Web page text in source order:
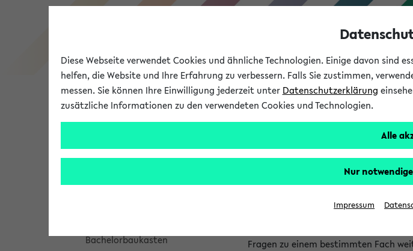
Universität Forschung Studium
Studienangebot
Bachelorbaukasten
Hilfe & Kontakt
Sie haben Fragen zum
Studienberatungen
Fragen zu einem bestimmten Fach
Diese Webseite verwendet Cookies und ähnliche Technologien. Einige davon
helfen, die Website und Ihre Erfahrung zu verbessern. Falls Sie zustimmen,
messen. Sie können Ihre Einwilligung jederzeit unter Datenschutzerklärung
zusätzliche Informationen zu den verwendeten Cookies und Technologien.
Alle
Nur
Impressum